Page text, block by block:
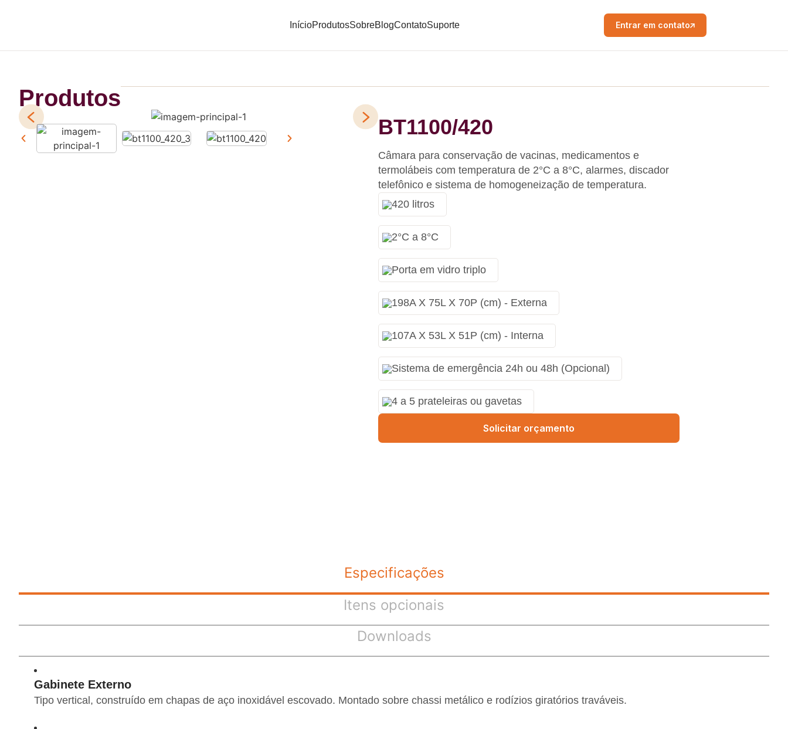
InícioProdutosSobreBlogContatoSuporte Entrar em contato
Produtos
BT1100/420
Câmara para conservação de vacinas, medicamentos e
termolábeis com temperatura de 2°C a 8°C, alarmes, discador
telefônico e sistema de homogeneização de temperatura.
420 litros
2°C a 8°C
Porta em vidro triplo
198A X 75L X 70P (cm) - Externa
107A X 53L X 51P (cm) - Interna
Sistema de emergência 24h ou 48h (Opcional)
4 a 5 prateleiras ou gavetas
Solicitar orçamento
Especificações
Itens opcionais
Downloads
Gabinete Externo
Tipo vertical, construído em chapas de aço inoxidável escovado. Montado sobre chassi metálico e rodízios giratórios traváveis.